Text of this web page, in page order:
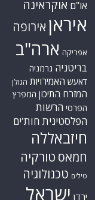
או"ם אוקראינה
איראן אירופה
אפריקה ארה"ב
בריטניה גרמניה
דאעש האמירויות הגולן
המזרח התיכון המפרץ
הפרסי הרשות
הפלסטינית חות'ים
חיזבאללה
חמאס טורקיה
טילים טכנולוגיה
ירדן ישראל